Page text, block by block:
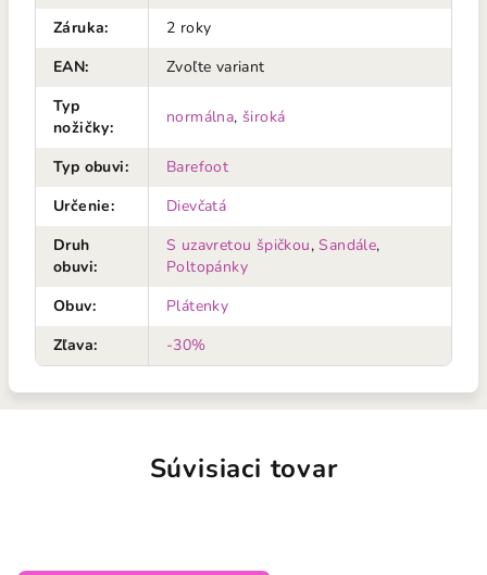
Záruka:
2 roky
EAN:
Zvoľte variant
Typ
nožičky:
normálna, široká
Typ obuvi:
Barefoot
Určenie:
Dievčatá
Druh
obuvi:
S uzavretou špičkou,Sandále,
Poltopánky
Obuv:
Plátenky
Zľava: -30%
Súvisiaci tovar